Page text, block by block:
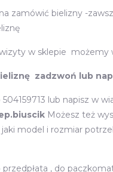
zamówić bielizny -
w sklepie możemy
zadzwoń lub
504159713 lub napisz w
Możesz też
jaki model i rozmiar
przedpłata , do